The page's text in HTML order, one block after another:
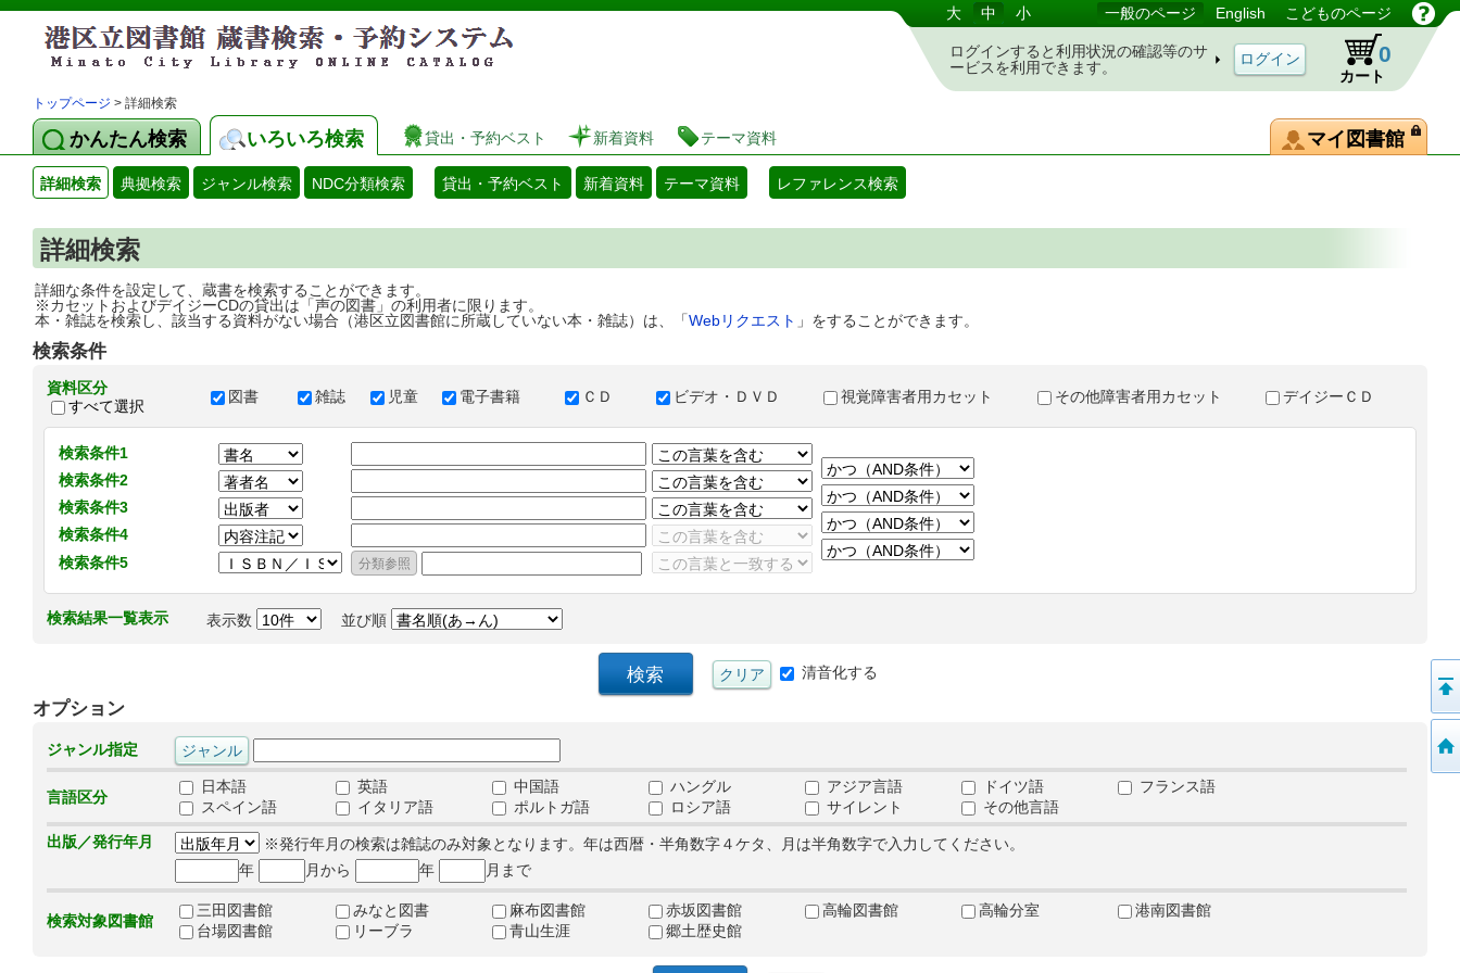
港区立図書館 蔵書検索・予約システム 大 中 小 一般のページ English こどものページ
ログインすると利用状況の確認等のサ
ービスを利用できます。
カート
0
トップページ > 詳細検索
かんたん検索 いろいろ検索 貸出・予約ベスト 新着資料 テーマ資料 マイ図書館
詳細検索 典拠検索 ジャンル検索 NDC分類検索 貸出・予約ベスト 新着資料 テーマ資料 レファレンス検索
詳細検索
詳細な条件を設定して、蔵書を検索することができます。
※カセットおよびデイジーCDの貸出は「声の図書」の利用者に限ります。
本・雑誌を検索し、該当する資料がない場合（港区立図書館に所蔵していない本・雑誌）は、「Webリクエスト 」をすることができます。
検索条件
資料区分
すべて選択
図書 雑誌 児童 電子書籍 ＣＤ ビデオ・ＤＶＤ 視覚障害者用カセット その他障害者用カセット デイジーＣＤ
検索条件1
検索条件2
検索条件3
検索条件4
検索条件5
検索結果一覧表示 表示数 並び順
清音化する
オプション
ジャンル指定
言語区分
日本語 英語 中国語 ハングル アジア言語 ドイツ語
フランス語
スペイン語
イタリア語 ポルトガ語 ロシア語 サイレント
その他言語
出版／発行年月
※発行年月の検索は雑誌のみ対象となります。年は西暦・半角数字４ケタ、月は半角数字で入力してください。
年
月から 年 月まで
検索対象図書館
三田図書館 みなと図書 麻布図書館 赤坂図書館 高輪図書館 高輪分室
港南図書館
台場図書館
リーブラ 青山生涯 郷土歴史館